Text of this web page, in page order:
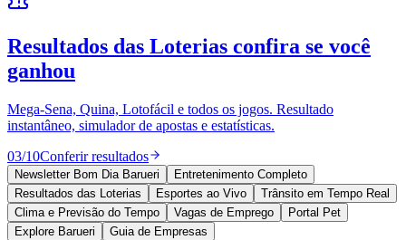
Juventude
Resultados das Loterias confira se você
ganhou
Mega-Sena, Quina, Lotofácil e todos os jogos. Resultado
instantâneo, simulador de apostas e estatísticas.
03/10Conferir resultados
Newsletter Bom Dia Barueri
Entretenimento Completo
Resultados das Loterias
Esportes ao Vivo
Trânsito em Tempo Real
Clima e Previsão do Tempo
Vagas de Emprego
Portal Pet
Explore Barueri
Guia de Empresas